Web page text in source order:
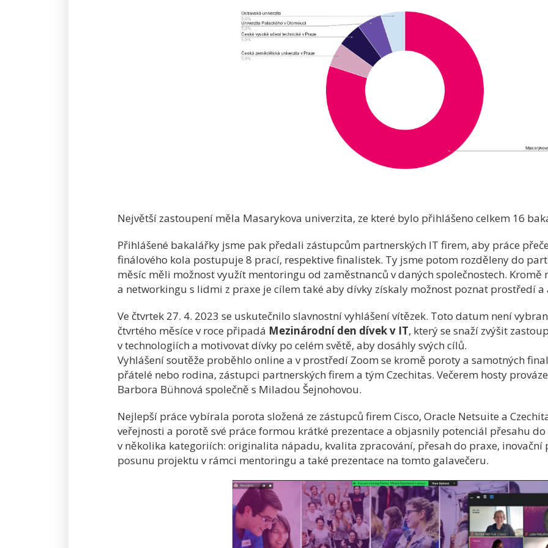
Největší zastoupení měla Masarykova univerzita, ze které bylo přihlášeno celkem 16
Přihlášené bakalářky jsme pak předali zástupcům partnerských IT firem, aby práce
finálového kola postupuje 8 prací, respektive finalistek. Ty jsme potom rozděleny do
měsíc měli možnost využít mentoringu od zaměstnanců v daných společnostech.
a networkingu s lidmi z praxe je cílem také aby dívky získaly možnost poznat prostředí
Ve čtvrtek 27. 4. 2023 se uskutečnilo slavnostní vyhlášení vítězek. Toto datum není
čtvrtého měsíce v roce připadá Mezinárodní den dívek v IT, který se snaží zvýšit
v technologiích a motivovat dívky po celém světě, aby dosáhly svých cílů.
Vyhlášení soutěže proběhlo online a v prostředí Zoom se kromě poroty a samotných
přátelé nebo rodina, zástupci partnerských firem a tým Czechitas. Večerem hosty
Barbora Bühnová společně s Miladou Šejnohovou.
Nejlepší práce vybírala porota složená ze zástupců firem Cisco, Oracle Netsuite a
veřejnosti a porotě své práce formou krátké prezentace a objasnily potenciál přesahu
v několika kategoriích: originalita nápadu, kvalita zpracování, přesah do praxe,
posunu projektu v rámci mentoringu a také prezentace na tomto galavečeru.